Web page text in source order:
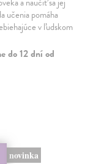
učenia pomáha
v ľudskom
do 12 dní od
novinka